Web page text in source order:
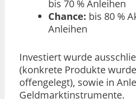
bis 70 % Anleihen
Chance: bis 80 %
Anleihen
Investiert wurde
(konkrete Produkte
offengelegt), sowie in
Geldmarktinstrumente.